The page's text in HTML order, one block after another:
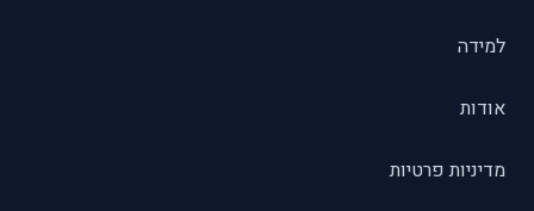
למידה
אודות
מדיניות פרטיות